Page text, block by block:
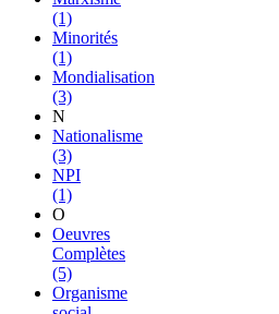
(1)
Minorités
(1)
Mondialisation
(3)
N
Nationalisme
(3)
NPI
(1)
O
Oeuvres
Complètes
(5)
Organisme